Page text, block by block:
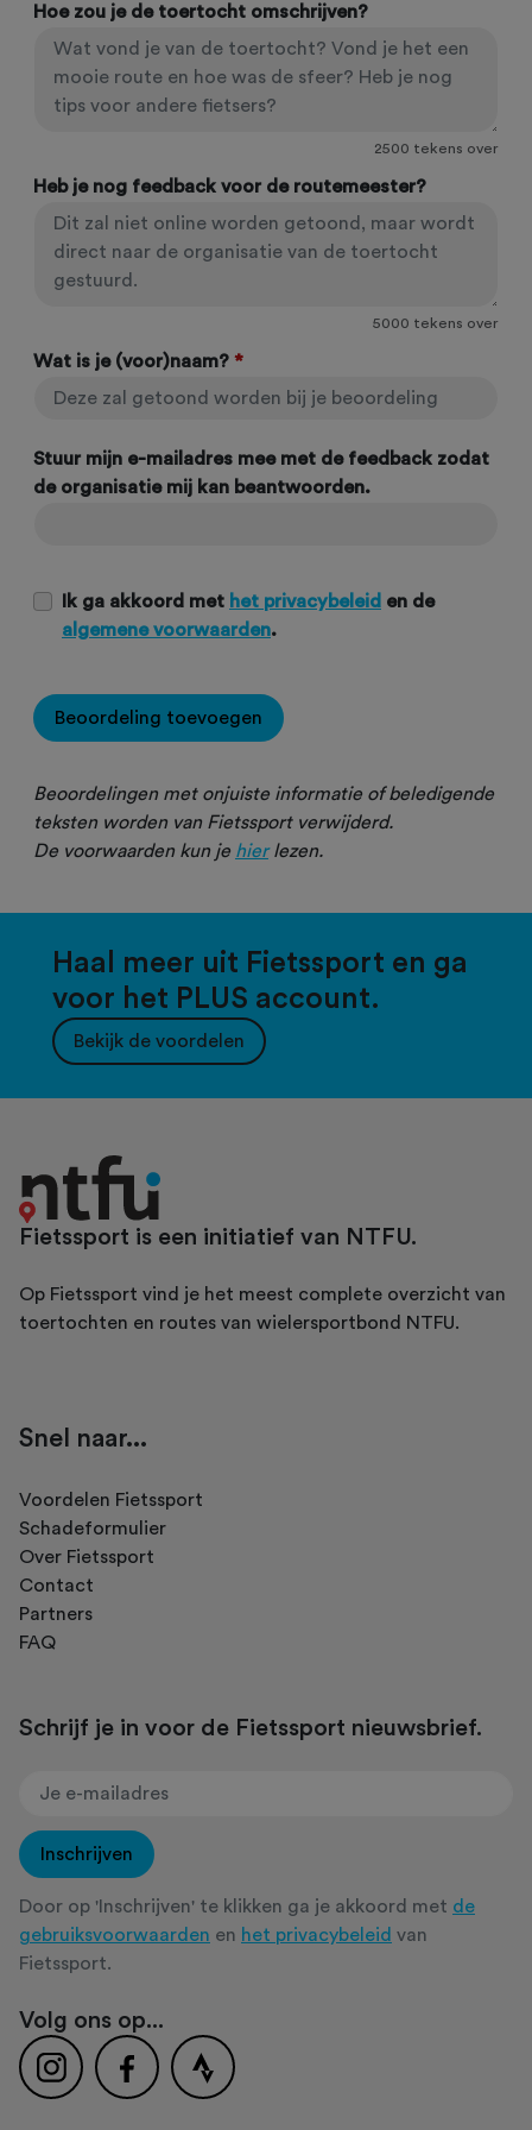
Hoe zou je de toertocht omschrijven?
2500 tekens over
Heb je nog feedback voor de routemeester?
5000 tekens over
Wat is je (voor)naam? *
Stuur mijn e-mailadres mee met de feedback zodat
de organisatie mij kan beantwoorden.
Ik ga akkoord met het privacybeleid en de
algemene voorwaarden.
Beoordeling toevoegen
Beoordelingen met onjuiste informatie of beledigende
teksten worden van Fietssport verwijderd.
De voorwaarden kun je hierlezen.
Haal meer uit Fietssport en ga
voor het PLUS account.
Bekijk de voordelen
Fietssport is een initiatief van NTFU.
Op Fietssport vind je het meest complete overzicht van
toertochten en routes van wielersportbond NTFU.
Snel naar...
Voordelen Fietssport
Schadeformulier
Over Fietssport
Contact
Partners
FAQ
Schrijf je in voor de Fietssport nieuwsbrief.
Inschrijven
Door op 'Inschrijven' te klikken ga je akkoord met de
gebruiksvoorwaarden en het privacybeleid van
Fietssport.
Volg ons op...